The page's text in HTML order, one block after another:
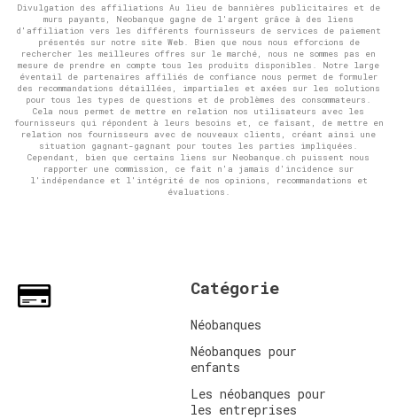
Divulgation des affiliations Au lieu de bannières publicitaires et de
murs payants, Neobanque gagne de l'argent grâce à des liens
d'affiliation vers les différents fournisseurs de services de paiement
présentés sur notre site Web. Bien que nous nous efforcions de
rechercher les meilleures offres sur le marché, nous ne sommes pas en
mesure de prendre en compte tous les produits disponibles. Notre large
éventail de partenaires affiliés de confiance nous permet de formuler
des recommandations détaillées, impartiales et axées sur les solutions
pour tous les types de questions et de problèmes des consommateurs.
Cela nous permet de mettre en relation nos utilisateurs avec les
fournisseurs qui répondent à leurs besoins et, ce faisant, de mettre en
relation nos fournisseurs avec de nouveaux clients, créant ainsi une
situation gagnant-gagnant pour toutes les parties impliquées.
Cependant, bien que certains liens sur Neobanque.ch puissent nous
rapporter une commission, ce fait n'a jamais d'incidence sur
l'indépendance et l'intégrité de nos opinions, recommandations et
évaluations.
Catégorie
Néobanques
Néobanques pour
enfants
Les néobanques pour
les entreprises